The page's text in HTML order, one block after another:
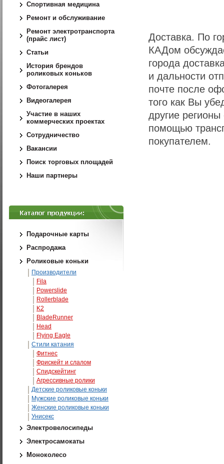
Спортивная медицина
Ремонт и обслуживание
Ремонт электротранспорта
(прайс лист)
Статьи
История брендов
роликовых коньков
Фотогалерея
Видеогалерея
Участие в наших
коммерческих проектах
Сотрудничество
Вакансии
Поиск торговых площадей
Наши партнеры
Подарочные карты
Распродажа
Роликовые коньки
Производители
Fila
Powerslide
Rollerblade
K2
BladeRunner
Head
Flying Eagle
Стили катания
Фитнес
Фрискейт и слалом
Спидскейтинг
Агрессивные ролики
Детские роликовые коньки
Мужские роликовые коньки
Женские роликовые коньки
Унисекс
Электровелосипеды
Электросамокаты
Моноколесо
Доставка. По
КАДом
города
и дальности
почте после
того как Вы
другие
помощью
покупателем.